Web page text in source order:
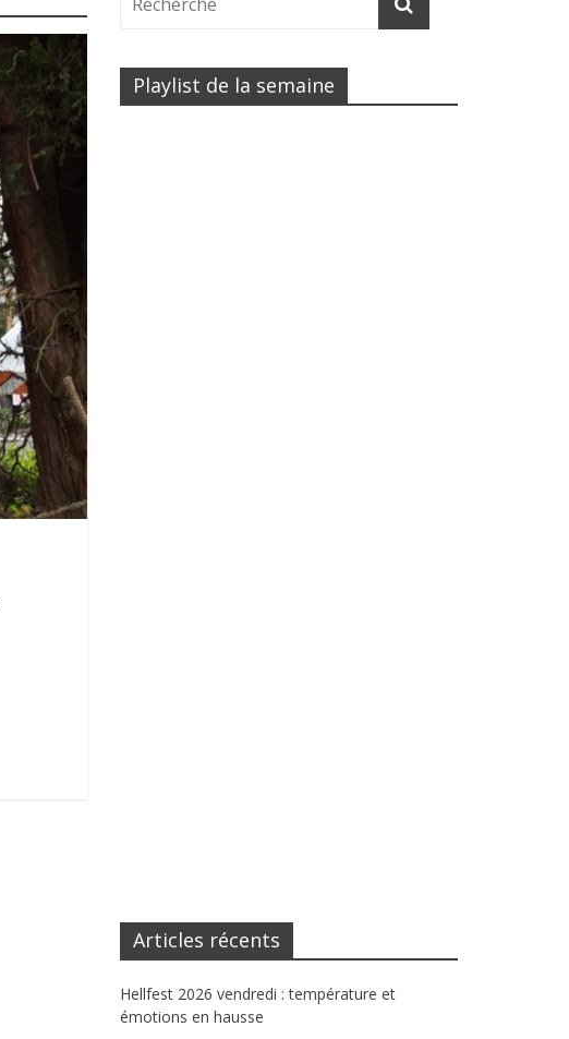
Playlist de la semaine
Articles récents
Hellfest 2026 vendredi : température et
émotions en hausse